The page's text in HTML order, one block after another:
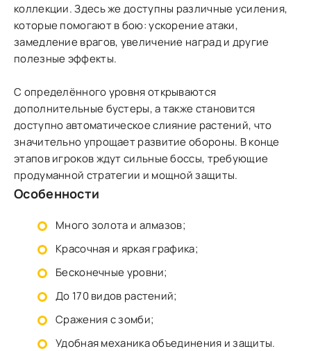
коллекции. Здесь же доступны различные усиления,
которые помогают в бою: ускорение атаки,
замедление врагов, увеличение наград и другие
полезные эффекты.
С определённого уровня открываются
дополнительные бустеры, а также становится
доступно автоматическое слияние растений, что
значительно упрощает развитие обороны. В конце
этапов игроков ждут сильные боссы, требующие
продуманной стратегии и мощной защиты.
Особенности
Много золота и алмазов;
Красочная и яркая графика;
Бесконечные уровни;
До 170 видов растений;
Сражения с зомби;
Удобная механика объединения и защиты.